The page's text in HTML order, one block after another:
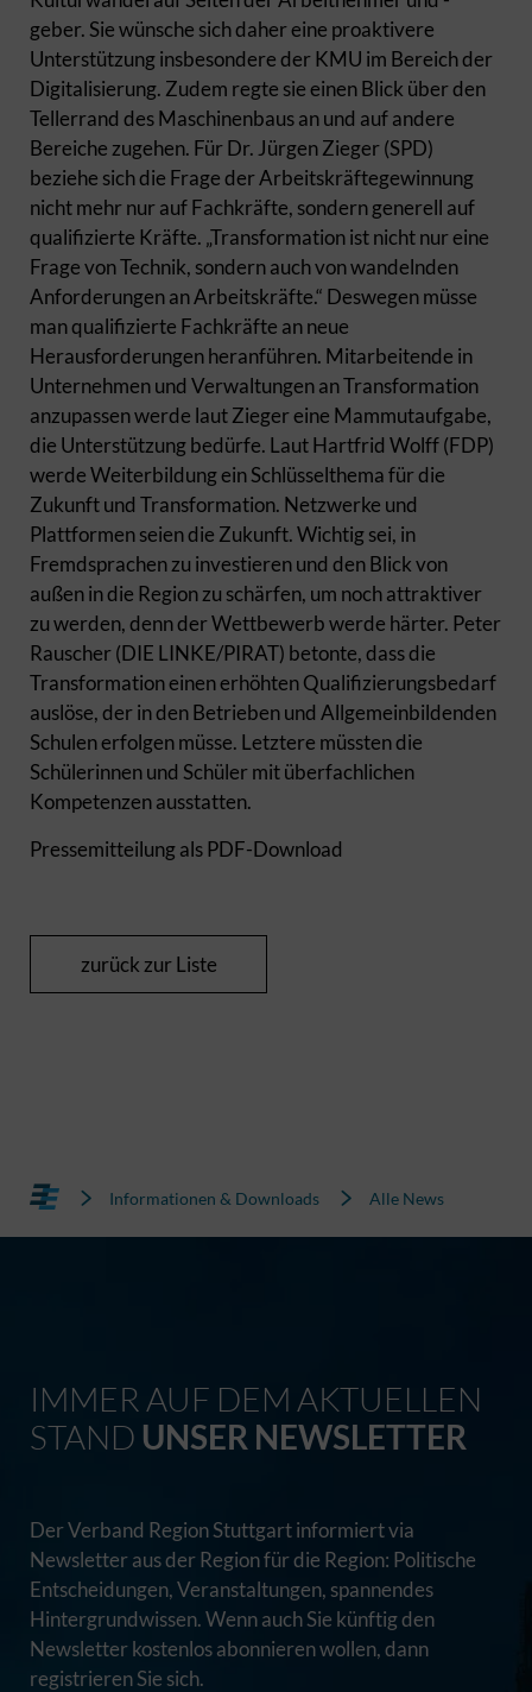
geber. Sie wünsche sich daher eine proaktivere
Unterstützung insbesondere der KMU im Bereich der
Digitalisierung. Zudem regte sie einen Blick über den
Tellerrand des Maschinenbaus an und auf andere
Bereiche zugehen. Für Dr. Jürgen Zieger (SPD)
beziehe sich die Frage der Arbeitskräftegewinnung
nicht mehr nur auf Fachkräfte, sondern generell auf
qualifizierte Kräfte. „Transformation ist nicht nur eine
Frage von Technik, sondern auch von wandelnden
Anforderungen an Arbeitskräfte.“ Deswegen müsse
man qualifizierte Fachkräfte an neue
Herausforderungen heranführen. Mitarbeitende in
Unternehmen und Verwaltungen an Transformation
anzupassen werde laut Zieger eine Mammutaufgabe,
die Unterstützung bedürfe. Laut Hartfrid Wolff (FDP)
werde Weiterbildung ein Schlüsselthema für die
Zukunft und Transformation. Netzwerke und
Plattformen seien die Zukunft. Wichtig sei, in
Fremdsprachen zu investieren und den Blick von
außen in die Region zu schärfen, um noch attraktiver
zu werden, denn der Wettbewerb werde härter. Peter
Rauscher (DIE LINKE/PIRAT) betonte, dass die
Transformation einen erhöhten Qualifizierungsbedarf
auslöse, der in den Betrieben und Allgemeinbildenden
Schulen erfolgen müsse. Letztere müssten die
Schülerinnen und Schüler mit überfachlichen
Kompetenzen ausstatten.
Pressemitteilung als PDF-Download
zurück zur Liste
Informationen & Downloads Alle News
IMMER AUF DEM AKTUELLEN
STAND UNSER NEWSLETTER
Der Verband Region Stuttgart informiert via
Newsletter aus der Region für die Region: Politische
Entscheidungen, Veranstaltungen, spannendes
Hintergrundwissen. Wenn auch Sie künftig den
Newsletter kostenlos abonnieren wollen, dann
registrieren Sie sich.